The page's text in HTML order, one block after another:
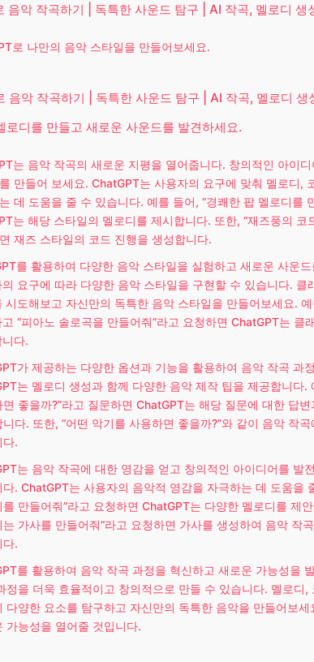
음악 작곡하기 | 독특한 사운드 탐구 | AI 작곡, 멜로디 생
로 나만의 음악 스타일을 만들어보세요.
음악 작곡하기 | 독특한 사운드 탐구 | AI 작곡, 멜로디 생
로디를 만들고 새로운 사운드를 발견하세요.
는 음악 작곡의 새로운 지평을 열어줍니다. 창의적인 아이
만들어 보세요. ChatGPT는 사용자의 요구에 맞춰 멜로디,
데 도움을 줄 수 있습니다. 예를 들어, “경쾌한 팝 멜로디를
는 해당 스타일의 멜로디를 제시합니다. 또한, “재즈풍의 코
재즈 스타일의 코드 진행을 생성합니다.
를 활용하여 다양한 음악 스타일을 실험하고 새로운 사운
요구에 따라 다양한 음악 스타일을 구현할 수 있습니다. 클
시도해보고 자신만의 독특한 음악 스타일을 만들어보세요.
고 “피아노 솔로곡을 만들어줘”라고 요청하면 ChatGPT는 클
다.
가 제공하는 다양한 옵션과 기능을 활용하여 음악 작곡 과
는 멜로디 생성과 함께 다양한 음악 제작 팁을 제공합니다.
면 좋을까?”라고 질문하면 ChatGPT는 해당 질문에 대한 답
니다. 또한, “어떤 악기를 사용하면 좋을까?”와 같이 음악 작
다.
는 음악 작곡에 대한 영감을 얻고 창의적인 아이디어를 발
다. ChatGPT는 사용자의 음악적 영감을 자극하는 데 도움을
를 만들어줘”라고 요청하면 ChatGPT는 다양한 멜로디를 제
는 가사를 만들어줘”라고 요청하면 가사를 생성하여 음악 작
다.
를 활용하여 음악 작곡 과정을 혁신하고 새로운 가능성을
정을 더욱 효율적이고 창의적으로 만들 수 있습니다. 멜로디,
다양한 요소를 탐구하고 자신만의 독특한 음악을 만들어보
가능성을 열어줄 것입니다.